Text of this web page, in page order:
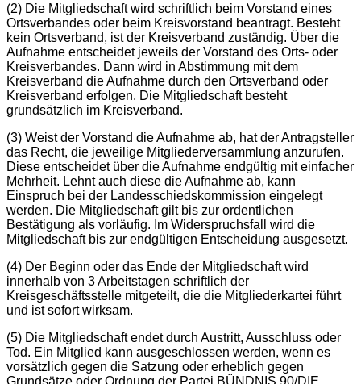
(2) Die Mitgliedschaft wird schriftlich beim Vorstand eines
Ortsverbandes oder beim Kreisvorstand beantragt. Besteht
kein Ortsverband, ist der Kreisverband zuständig. Über die
Aufnahme entscheidet jeweils der Vorstand des Orts- oder
Kreisverbandes. Dann wird in Abstimmung mit dem
Kreisverband die Aufnahme durch den Ortsverband oder
Kreisverband erfolgen. Die Mitgliedschaft besteht
grundsätzlich im Kreisverband.
(3) Weist der Vorstand die Aufnahme ab, hat der Antragsteller
das Recht, die jeweilige Mitgliederversammlung anzurufen.
Diese entscheidet über die Aufnahme endgültig mit einfacher
Mehrheit. Lehnt auch diese die Aufnahme ab, kann
Einspruch bei der Landesschiedskommission eingelegt
werden. Die Mitgliedschaft gilt bis zur ordentlichen
Bestätigung als vorläufig. Im Widerspruchsfall wird die
Mitgliedschaft bis zur endgültigen Entscheidung ausgesetzt.
(4) Der Beginn oder das Ende der Mitgliedschaft wird
innerhalb von 3 Arbeitstagen schriftlich der
Kreisgeschäftsstelle mitgeteilt, die die Mitgliederkartei führt
und ist sofort wirksam.
(5) Die Mitgliedschaft endet durch Austritt, Ausschluss oder
Tod. Ein Mitglied kann ausgeschlossen werden, wenn es
vorsätzlich gegen die Satzung oder erheblich gegen
Grundsätze oder Ordnung der Partei BÜNDNIS 90/DIE